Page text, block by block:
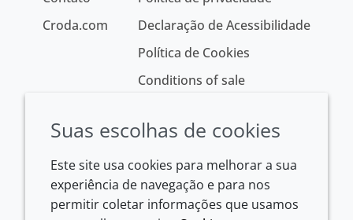
Croda.com
Declaração de Acessibilidade
Política de Cookies
Conditions of sale
Suas escolhas de cookies
Este site usa cookies para melhorar a sua
experiência de navegação e para nos
permitir coletar informações que usamos